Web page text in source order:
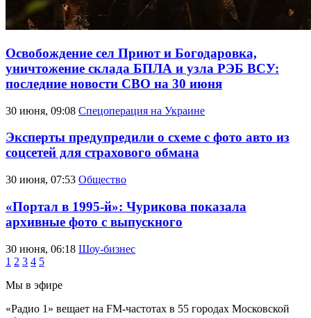
Освобождение сел Приют и Богодаровка,
уничтожение склада БПЛА и узла РЭБ ВСУ:
последние новости СВО на 30 июня
30 июня, 09:08 Спецоперация на Украине
Эксперты предупредили о схеме с фото авто из
соцсетей для страхового обмана
30 июня, 07:53 Общество
«Портал в 1995-й»: Чурикова показала
архивные фото с выпускного
30 июня, 06:18 Шоу-бизнес
1 2 3 4 5
Мы в эфире
«Радио 1» вещает на FM-частотах в 55 городах Московской